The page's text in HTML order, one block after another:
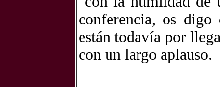
conferencia, os
están todavía por
con un largo aplauso.